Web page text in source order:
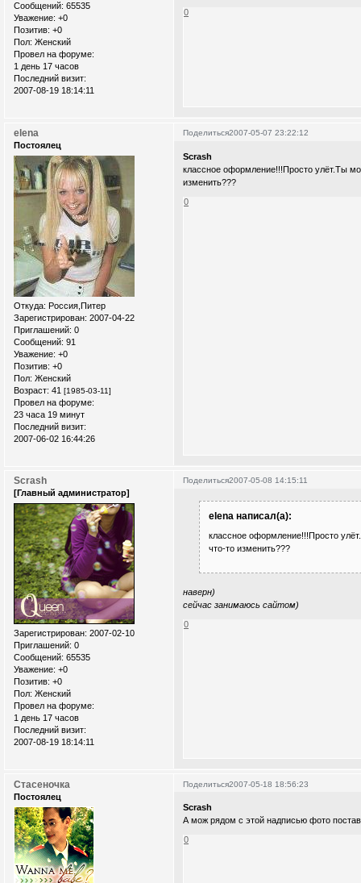
Сообщений: 65535
Уважение: +0
Позитив: +0
Пол: Женский
Провел на форуме:
1 день 17 часов
Последний визит:
2007-08-19 18:14:11
0
Поделиться2007-05-07 23:22:12
elena
Постоялец
Откуда: Россия,Питер
Зарегистрирован: 2007-04-22
Приглашений: 0
Сообщений: 91
Уважение: +0
Позитив: +0
Пол: Женский
Возраст: 41 [1985-03-11]
Провел на форуме:
23 часа 19 минут
Последний визит:
2007-06-02 16:44:26
Scrash
классное оформление!!!Просто улёт.Ты
изменить???
0
Поделиться2007-05-08 14:15:11
Scrash
[Главный администратор]
Зарегистрирован: 2007-02-10
Приглашений: 0
Сообщений: 65535
Уважение: +0
Позитив: +0
Пол: Женский
Провел на форуме:
1 день 17 часов
Последний визит:
2007-08-19 18:14:11
elena написал(а):
классное оформление!!!Просто
что-то изменить???
наверн)
сейчас занимаюсь сайтом)
0
Поделиться2007-05-18 18:56:23
Стасеночка
Постоялец
Scrash
А мож рядом с этой надписью фото
0